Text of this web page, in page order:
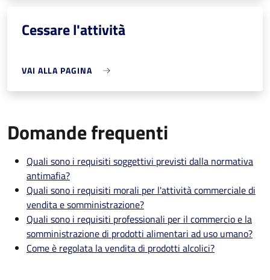
Cessare l'attività
VAI ALLA PAGINA
Domande frequenti
Quali sono i requisiti soggettivi previsti dalla normativa
antimafia?
Quali sono i requisiti morali per l'attività commerciale di
vendita e somministrazione?
Quali sono i requisiti professionali per il commercio e la
somministrazione di prodotti alimentari ad uso umano?
Come è regolata la vendita di prodotti alcolici?